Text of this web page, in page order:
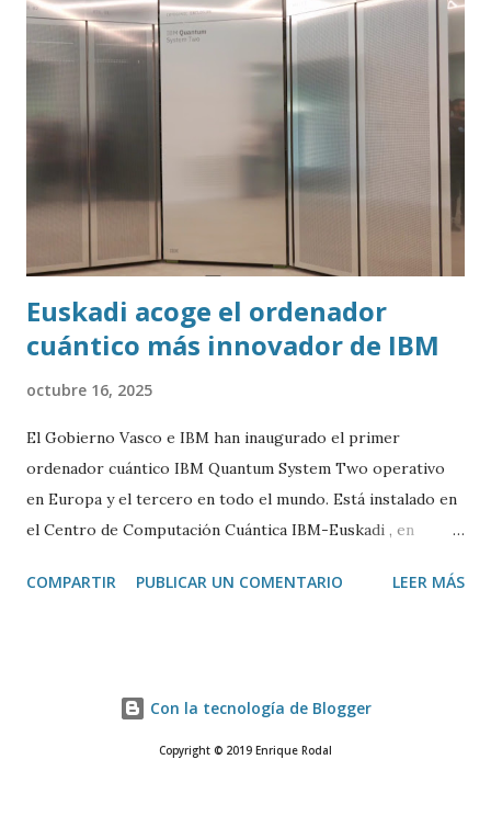
Euskadi acoge el ordenador
cuántico más innovador de IBM
octubre 16, 2025
El Gobierno Vasco e IBM han inaugurado el primer
ordenador cuántico IBM Quantum System Two operativo
en Europa y el tercero en todo el mundo. Está instalado en
el Centro de Computación Cuántica IBM-Euskadi , en
siete metros de ancho por 4 de alto. Está encerrado en una
funcionamiento. La base de un ordenador cuántico son los
cubits. Funcionan de manera muy diferente a los bits de la
COMPARTIR PUBLICAR UN COMENTARIO LEER MÁS
Con la tecnología de Blogger
Copyright © 2019 Enrique Rodal